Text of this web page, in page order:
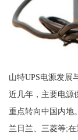
山特UPS电源发展
近几年，主要电源
重点转向中国内地
兰日兰、三菱等;